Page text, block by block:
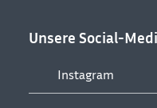
Unsere Social-
Instagram